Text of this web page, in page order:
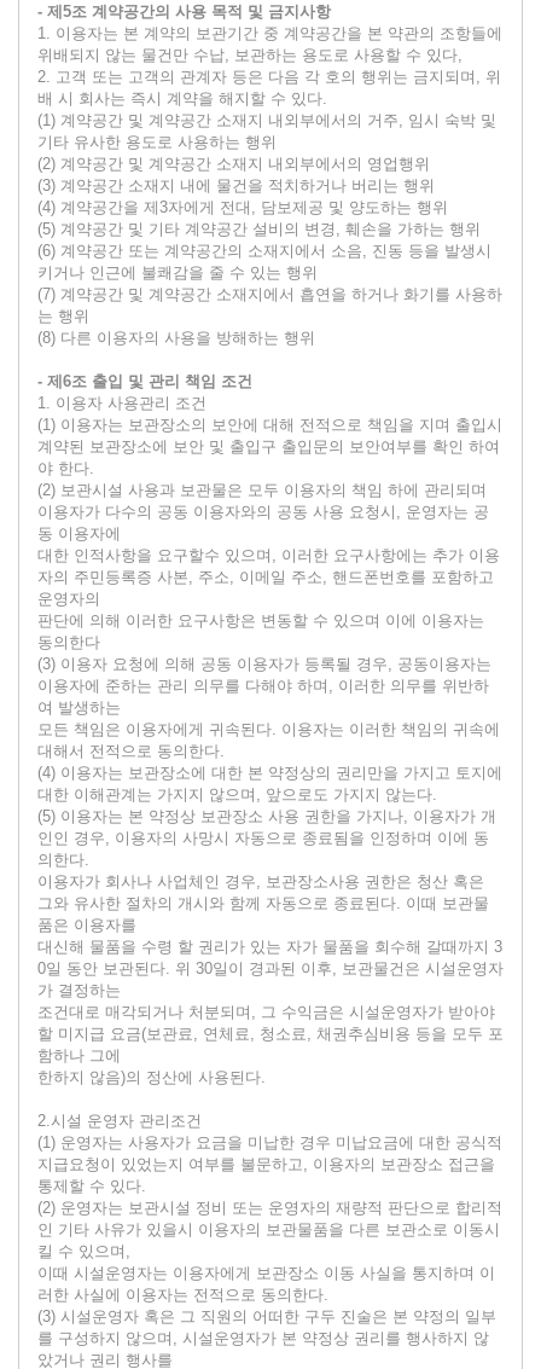
- 제5조 계약공간의 사용 목적 및 금지사항
1. 이용자는 본 계약의 보관기간 중 계약공간을 본 약관의 조항들에
위배되지 않는 물건만 수납, 보관하는 용도로 사용할 수 있다,
2. 고객 또는 고객의 관계자 등은 다음 각 호의 행위는 금지되며, 위
배 시 회사는 즉시 계약을 해지할 수 있다.
(1) 계약공간 및 계약공간 소재지 내외부에서의 거주, 임시 숙박 및
기타 유사한 용도로 사용하는 행위
(2) 계약공간 및 계약공간 소재지 내외부에서의 영업행위
(3) 계약공간 소재지 내에 물건을 적치하거나 버리는 행위
(4) 계약공간을 제3자에게 전대, 담보제공 및 양도하는 행위
(5) 계약공간 및 기타 계약공간 설비의 변경, 훼손을 가하는 행위
(6) 계약공간 또는 계약공간의 소재지에서 소음, 진동 등을 발생시
키거나 인근에 불쾌감을 줄 수 있는 행위
(7) 계약공간 및 계약공간 소재지에서 흡연을 하거나 화기를 사용하
는 행위
(8) 다른 이용자의 사용을 방해하는 행위
- 제6조 출입 및 관리 책임 조건
1. 이용자 사용관리 조건
(1) 이용자는 보관장소의 보안에 대해 전적으로 책임을 지며 출입시
계약된 보관장소에 보안 및 출입구 출입문의 보안여부를 확인 하여
야 한다.
(2) 보관시설 사용과 보관물은 모두 이용자의 책임 하에 관리되며
이용자가 다수의 공동 이용자와의 공동 사용 요청시, 운영자는 공
동 이용자에
대한 인적사항을 요구할수 있으며, 이러한 요구사항에는 추가 이용
자의 주민등록증 사본, 주소, 이메일 주소, 핸드폰번호를 포함하고
운영자의
판단에 의해 이러한 요구사항은 변동할 수 있으며 이에 이용자는
동의한다
(3) 이용자 요청에 의해 공동 이용자가 등록될 경우, 공동이용자는
이용자에 준하는 관리 의무를 다해야 하며, 이러한 의무를 위반하
여 발생하는
모든 책임은 이용자에게 귀속된다. 이용자는 이러한 책임의 귀속에
대해서 전적으로 동의한다.
(4) 이용자는 보관장소에 대한 본 약정상의 권리만을 가지고 토지에
대한 이해관계는 가지지 않으며, 앞으로도 가지지 않는다.
(5) 이용자는 본 약정상 보관장소 사용 권한을 가지나, 이용자가 개
인인 경우, 이용자의 사망시 자동으로 종료됨을 인정하며 이에 동
의한다.
이용자가 회사나 사업체인 경우, 보관장소사용 권한은 청산 혹은
그와 유사한 절차의 개시와 함께 자동으로 종료된다. 이때 보관물
품은 이용자를
대신해 물품을 수령 할 권리가 있는 자가 물품을 회수해 갈때까지 3
0일 동안 보관된다. 위 30일이 경과된 이후, 보관물건은 시설운영자
가 결정하는
조건대로 매각되거나 처분되며, 그 수익금은 시설운영자가 받아야
할 미지급 요금(보관료, 연체료, 청소료, 채권추심비용 등을 모두 포
함하나 그에
한하지 않음)의 정산에 사용된다.
2.시설 운영자 관리조건
(1) 운영자는 사용자가 요금을 미납한 경우 미납요금에 대한 공식적
지급요청이 있었는지 여부를 불문하고, 이용자의 보관장소 접근을
통제할 수 있다.
(2) 운영자는 보관시설 정비 또는 운영자의 재량적 판단으로 합리적
인 기타 사유가 있을시 이용자의 보관물품을 다른 보관소로 이동시
킬 수 있으며,
이때 시설운영자는 이용자에게 보관장소 이동 사실을 통지하며 이
러한 사실에 이용자는 전적으로 동의한다.
(3) 시설운영자 혹은 그 직원의 어떠한 구두 진술은 본 약정의 일부
를 구성하지 않으며, 시설운영자가 본 약정상 권리를 행사하지 않
았거나 권리 행사를